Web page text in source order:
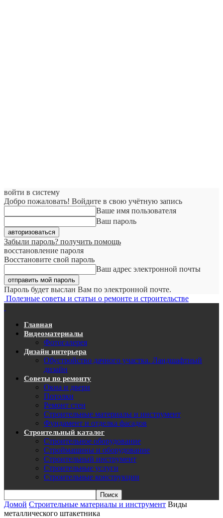
войти в систему
Добро пожаловать! Войдите в свою учётную запись
Ваше имя пользователя
Ваш пароль
Забыли пароль? получить помощь
восстановление пароля
Восстановите свой пароль
Ваш адрес электронной почты
Пароль будет выслан Вам по электронной почте.
Полезные советы и статьи о ремонте и строительстве
Главная
Видеоматериалы
Фотогалерея
Дизайн интерьера
Обустройство дачного участка. Ландшафтный
дизайн
Советы по ремонту
Окна и двери
Потолки
Ремонт стен
Строительные материалы и инструмент
Фундамент и отделка фасадов
Строительный каталог
Строительное оборудование
Строймашины и оборудование
Строительный инструмент
Строительные услуги
Строительные конструкции
Домой Строительные материалы и инструмент Виды
металлического штакетника